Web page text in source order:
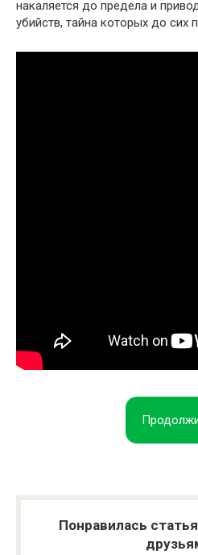
накаляется до предела и
убийств, тайна которых до сих
Понравилась